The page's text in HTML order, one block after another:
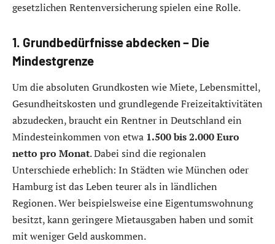
gesetzlichen Rentenversicherung spielen eine Rolle.
1. Grundbedürfnisse abdecken – Die
Mindestgrenze
Um die absoluten Grundkosten wie Miete, Lebensmittel,
Gesundheitskosten und grundlegende Freizeitaktivitäten
abzudecken, braucht ein Rentner in Deutschland ein
Mindesteinkommen von etwa 1.500 bis 2.000 Euro
netto pro Monat. Dabei sind die regionalen
Unterschiede erheblich: In Städten wie München oder
Hamburg ist das Leben teurer als in ländlichen
Regionen. Wer beispielsweise eine Eigentumswohnung
besitzt, kann geringere Mietausgaben haben und somit
mit weniger Geld auskommen.